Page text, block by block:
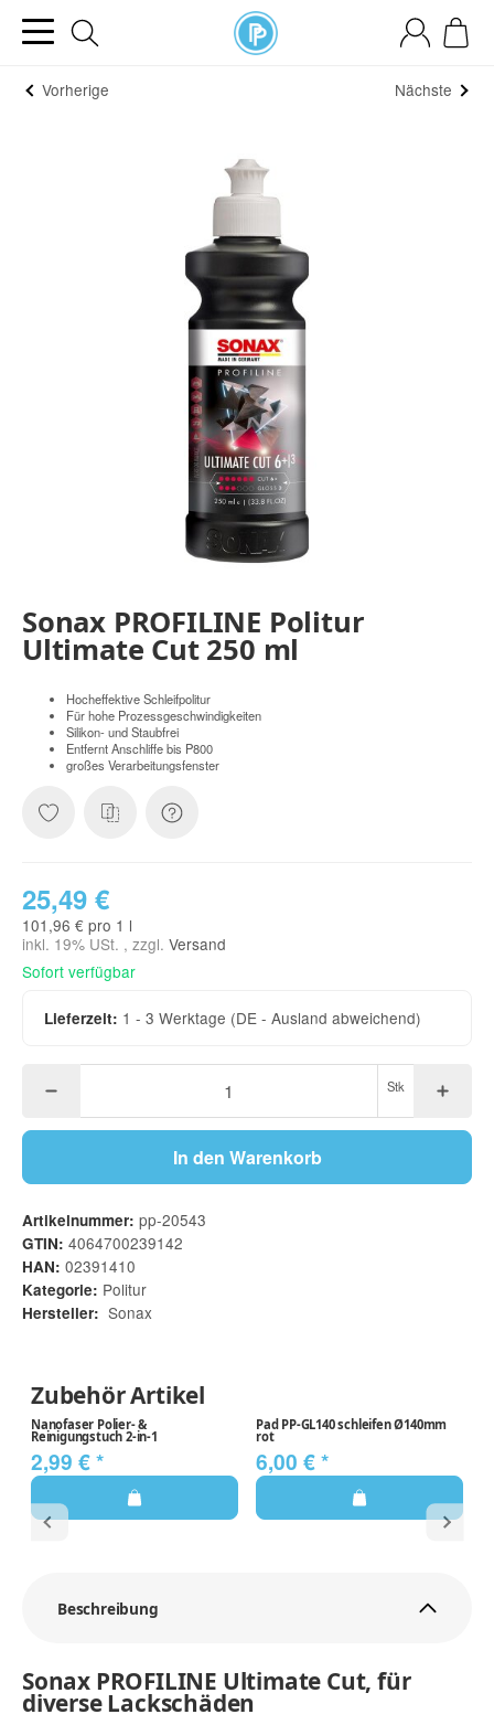
Vorherige Nächste
Sonax PROFILINE Politur
Ultimate Cut 250 ml
Hocheffektive Schleifpolitur
Für hohe Prozessgeschwindigkeiten
Silikon- und Staubfrei
Entfernt Anschliffe bis P800
großes Verarbeitungsfenster
25,49 €
101,96 € pro 1 l
inkl. 19% USt. , zzgl. Versand
Sofort verfügbar
Lieferzeit: 1 - 3 Werktage (DE - Ausland abweichend)
Stk
In den Warenkorb
Artikelnummer: pp-20543
GTIN: 4064700239142
HAN: 02391410
Kategorie: Politur
Hersteller: Sonax
Zubehör Artikel
Nanofaser Polier- &
Reinigungstuch 2-in-1
2,99 €*
Pad PP-GL140 schleifen Ø140mm
rot
6,00 €*
Beschreibung
Sonax PROFILINE Ultimate Cut, für
diverse Lackschäden